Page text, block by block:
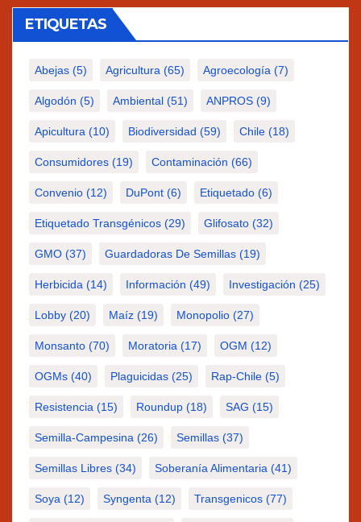
ETIQUETAS
Abejas (5) Agricultura (65) Agroecología (7)
Algodón (5) Ambiental (51) ANPROS (9)
Apicultura (10) Biodiversidad (59) Chile (18)
Consumidores (19) Contaminación (66)
Convenio (12) DuPont (6) Etiquetado (6)
Etiquetado Transgénicos (29) Glifosato (32)
GMO (37) Guardadoras De Semillas (19)
Herbicida (14) Información (49) Investigación (25)
Lobby (20) Maíz (19) Monopolio (27)
Monsanto (70) Moratoria (17) OGM (12)
OGMs (40) Plaguicidas (25) Rap-Chile (5)
Resistencia (15) Roundup (18) SAG (15)
Semilla-Campesina (26) Semillas (37)
Semillas Libres (34) Soberanía Alimentaria (41)
Soya (12) Syngenta (12) Transgenicos (77)